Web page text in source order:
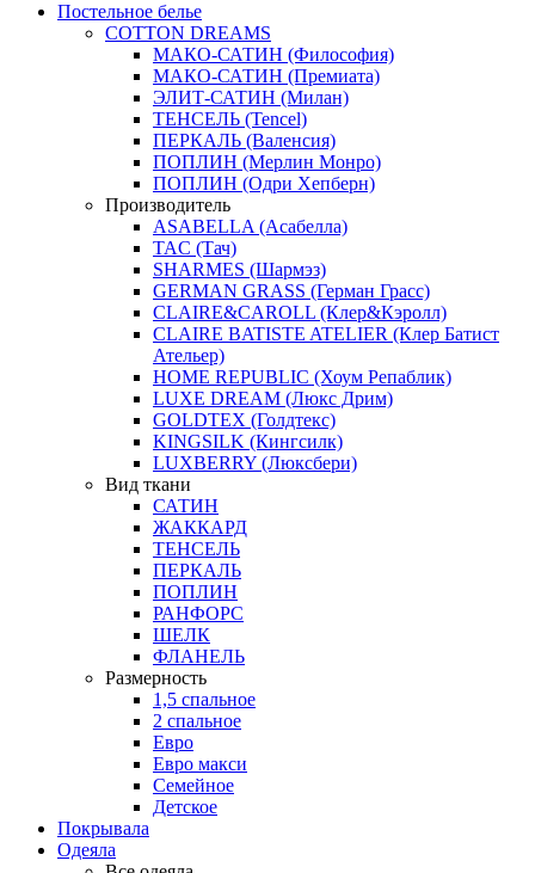
Постельное белье
COTTON DREAMS
МАКО-САТИН (Философия)
МАКО-САТИН (Премиата)
ЭЛИТ-САТИН (Милан)
ТЕНСЕЛЬ (Tencel)
ПЕРКАЛЬ (Валенсия)
ПОПЛИН (Мерлин Монро)
ПОПЛИН (Одри Хепберн)
Производитель
ASABELLA (Асабелла)
TAC (Тач)
SHARMES (Шармэз)
GERMAN GRASS (Герман Грасс)
CLAIRE&CAROLL (Клер&Кэролл)
CLAIRE BATISTE ATELIER (Клер Батист
Ательер)
HOME REPUBLIC (Хоум Репаблик)
LUXE DREAM (Люкс Дрим)
GOLDTEX (Голдтекс)
KINGSILK (Кингсилк)
LUXBERRY (Люксбери)
Вид ткани
САТИН
ЖАККАРД
ТЕНСЕЛЬ
ПЕРКАЛЬ
ПОПЛИН
РАНФОРС
ШЕЛК
ФЛАНЕЛЬ
Размерность
1,5 спальное
2 спальное
Евро
Евро макси
Семейное
Детское
Покрывала
Одеяла